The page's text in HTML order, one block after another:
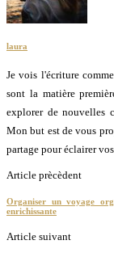
laura
Je vois l'écriture
sont la matière
explorer de nouvelles
Mon but est de vous
partage pour éclairer
Article prècèdent
Organiser un voyage
enrichissante
Article suivant